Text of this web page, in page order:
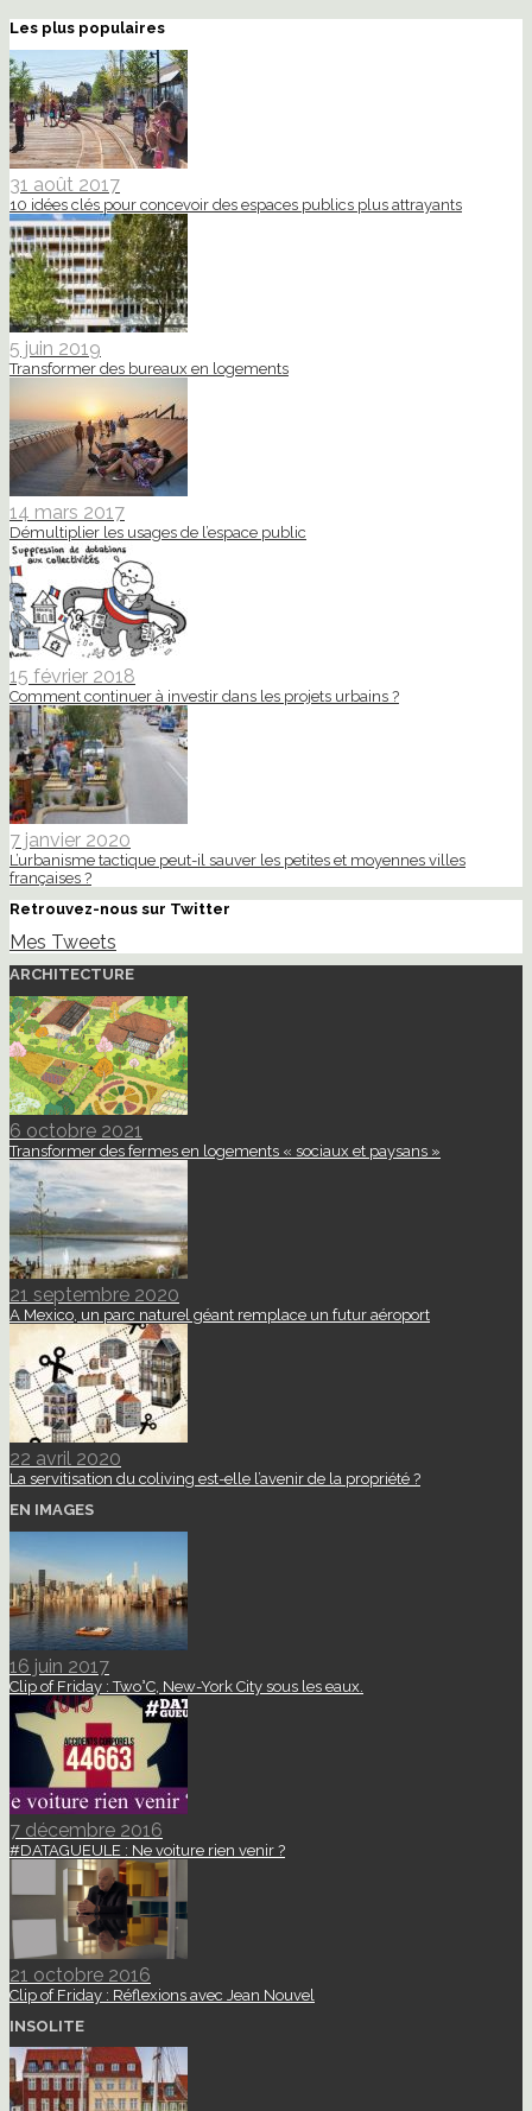
Les plus populaires
31 août 2017
10 idées clés pour concevoir des espaces publics plus attrayants
5 juin 2019
Transformer des bureaux en logements
14 mars 2017
Démultiplier les usages de l’espace public
15 février 2018
Comment continuer à investir dans les projets urbains ?
7 janvier 2020
L’urbanisme tactique peut-il sauver les petites et moyennes villes
françaises ?
Retrouvez-nous sur Twitter
Mes Tweets
ARCHITECTURE
6 octobre 2021
Transformer des fermes en logements « sociaux et paysans »
21 septembre 2020
A Mexico, un parc naturel géant remplace un futur aéroport
22 avril 2020
La servitisation du coliving est-elle l’avenir de la propriété ?
EN IMAGES
16 juin 2017
Clip of Friday : Two°C, New-York City sous les eaux.
7 décembre 2016
#DATAGUEULE : Ne voiture rien venir ?
21 octobre 2016
Clip of Friday : Réflexions avec Jean Nouvel
INSOLITE